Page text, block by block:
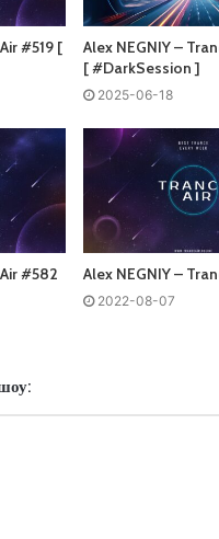
оценка:Будь
#519 [
Alex NEGNIY –
[ #DarkSession ]
2025-06-18
#582
Alex NEGNIY –
2022-08-07